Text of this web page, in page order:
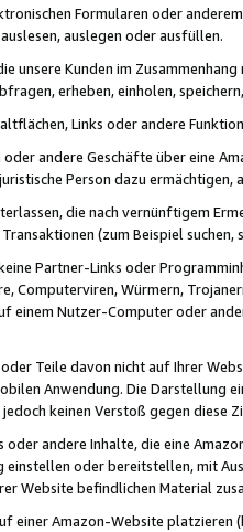
Formularen oder
auslegen oder ausfüllen.
unsere Kunden im
erheben, einholen,
Links oder andere
andere Geschäfte über eine
Person dazu
die nach vernünftigem
(zum Beispiel
Partner-Links oder
Computerviren, Würmern,
einem Nutzer-Computer oder
Teile davon nicht auf Ihrer
Anwendung. Die Darstellung
keinen Verstoß gegen diese
oder andere Inhalte, die eine
oder bereitstellen, mit
Website befindlichen Material
einer Amazon-Website